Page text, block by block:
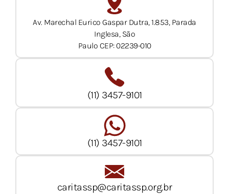
Av. Marechal Eurico Gaspar Dutra, 1.853, Parada
Inglesa, São
Paulo CEP: 02239-010
(11) 3457-9101
(11) 3457-9101
caritassp@caritassp.org.br